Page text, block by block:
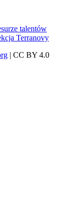
talentów
Terranovy
| CC BY 4.0